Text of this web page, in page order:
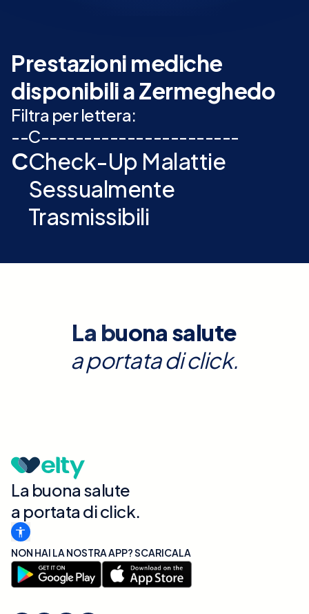
Prestazioni mediche
disponibili a Zermeghedo
Filtra per lettera:
--C-----------------------
CCheck-Up Malattie
Sessualmente
Trasmissibili
La buona salute
a portata di click.
La buona salute
a portata di click.
NON HAI LA NOSTRA APP? SCARICALA